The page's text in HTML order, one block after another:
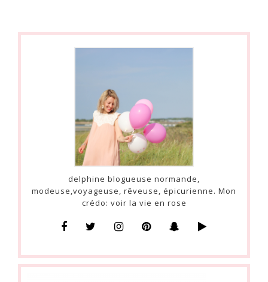
delphine blogueuse normande,
modeuse,voyageuse, rêveuse, épicurienne. Mon
crédo: voir la vie en rose